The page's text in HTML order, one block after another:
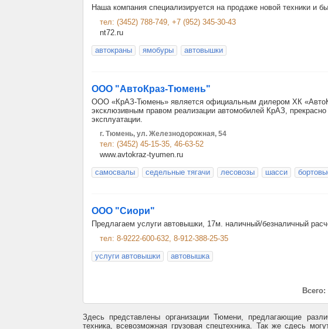
Наша компания специализируется на продаже новой техники и
тел: (3452) 788-749, +7 (952) 345-30-43
nt72.ru
автокраны
ямобуры автовышки
ООО "АвтоКраз-Тюмень"
ООО «КрАЗ-Тюмень» является официальным дилером ХК
эксклюзивным правом реализации автомобилей КрАЗ,
эксплуатации.
г. Тюмень, ул. Железнодорожная, 54
тел: (3452) 45-15-35, 46-63-52
www.avtokraz-tyumen.ru
самосвалы
седельные тягачи лесовозы шасси
ООО "Сиори"
Предлагаем услуги автовышки, 17м. наличный/безналичный
тел: 8-9222-600-632, 8-912-388-25-35
услуги автовышки
автовышка
Всего:
Здесь представлены организации Тюмени, предлагающие
техника, всевозможная грузовая спецтехника. Так же сдесь